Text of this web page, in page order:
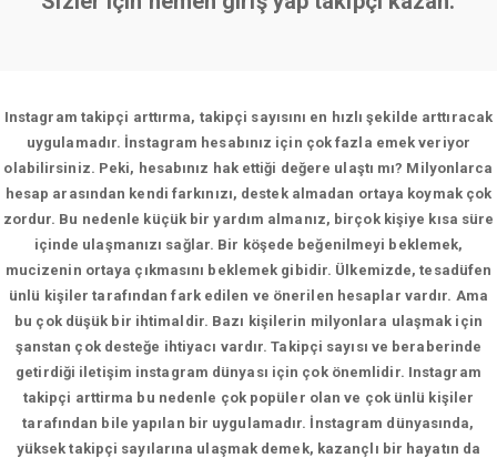
Instagram takipçi arttırma, takipçi sayısını en hızlı şekilde arttıracak
uygulamadır. İnstagram hesabınız için çok fazla emek veriyor
olabilirsiniz. Peki, hesabınız hak ettiği değere ulaştı mı? Milyonlarca
hesap arasından kendi farkınızı, destek almadan ortaya koymak çok
zordur. Bu nedenle küçük bir yardım almanız, birçok kişiye kısa süre
içinde ulaşmanızı sağlar. Bir köşede beğenilmeyi beklemek,
mucizenin ortaya çıkmasını beklemek gibidir. Ülkemizde, tesadüfen
ünlü kişiler tarafından fark edilen ve önerilen hesaplar vardır. Ama
bu çok düşük bir ihtimaldir. Bazı kişilerin milyonlara ulaşmak için
şanstan çok desteğe ihtiyacı vardır. Takipçi sayısı ve beraberinde
getirdiği iletişim instagram dünyası için çok önemlidir. Instagram
takipçi arttirma bu nedenle çok popüler olan ve çok ünlü kişiler
tarafından bile yapılan bir uygulamadır. İnstagram dünyasında,
yüksek takipçi sayılarına ulaşmak demek, kazançlı bir hayatın da